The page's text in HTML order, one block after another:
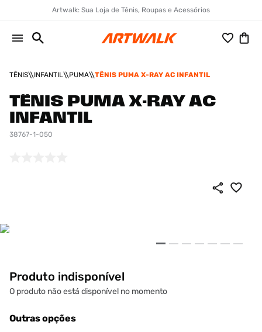
Artwalk: Sua Loja de Tênis, Roupas e Acessórios
TÊNIS INFANTIL PUMA TÊNIS PUMA X-RAY AC INFANTIL
TÊNIS PUMA X-RAY AC
INFANTIL
38767-1-050
Produto indisponível
O produto não está disponível no momento
Outras opções